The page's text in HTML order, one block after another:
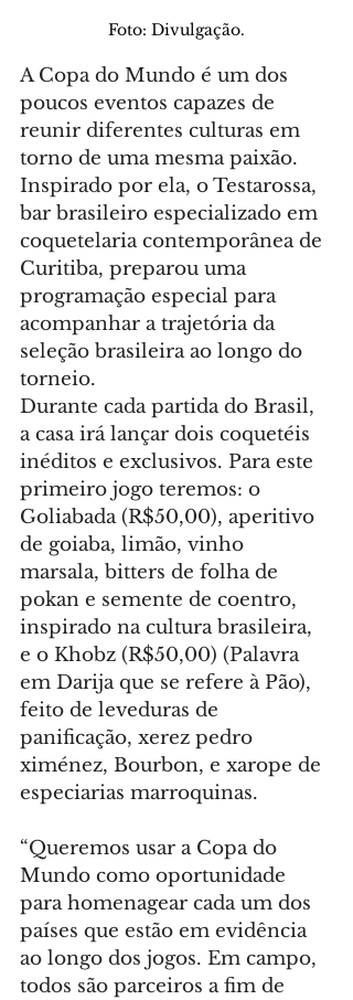
Foto: Divulgação.
A Copa do Mundo é um dos
poucos eventos capazes de
reunir diferentes culturas em
torno de uma mesma paixão.
Inspirado por ela, o Testarossa,
bar brasileiro especializado em
coquetelaria contemporânea de
Curitiba, preparou uma
programação especial para
acompanhar a trajetória da
seleção brasileira ao longo do
torneio.
Durante cada partida do Brasil,
a casa irá lançar dois coquetéis
inéditos e exclusivos. Para este
primeiro jogo teremos: o
Goliabada (R$50,00), aperitivo
de goiaba, limão, vinho
marsala, bitters de folha de
pokan e semente de coentro,
inspirado na cultura brasileira,
e o Khobz (R$50,00) (Palavra
em Darija que se refere à Pão),
feito de leveduras de
panificação, xerez pedro
ximénez, Bourbon, e xarope de
especiarias marroquinas.
“Queremos usar a Copa do
Mundo como oportunidade
para homenagear cada um dos
países que estão em evidência
ao longo dos jogos. Em campo,
todos são parceiros a fim de